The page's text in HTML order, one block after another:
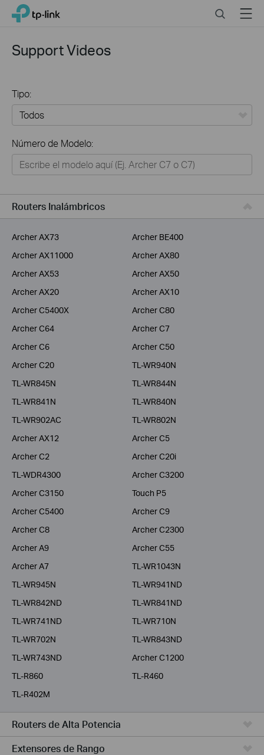
Click
navigation
TP-Link, Reliably Smart SearchMenu
Support Videos
Tipo:
Hogar
Hogar Inteligente
Negocios
Proveedor de Servicios
Número de Modelo:
Routers Inalámbricos
Archer AX73
Archer BE400
Archer AX11000
Archer AX80
Archer AX53
Archer AX50
Archer AX20
Archer AX10
Archer C5400X
Archer C80
Archer C64
Archer C7
Archer C6
Archer C50
Archer C20
TL-WR940N
TL-WR845N
TL-WR844N
TL-WR841N
TL-WR840N
TL-WR902AC
TL-WR802N
Archer AX12
Archer C5
Archer C2
Archer C20i
TL-WDR4300
Archer C3200
Archer C3150
Touch P5
Archer C5400
Archer C9
Archer C8
Archer C2300
Archer A9
Archer C55
Archer A7
TL-WR1043N
TL-WR945N
TL-WR941ND
TL-WR842ND
TL-WR841ND
TL-WR741ND
TL-WR710N
TL-WR702N
TL-WR843ND
TL-WR743ND
Archer C1200
TL-R860
TL-R460
TL-R402M
Routers de Alta Potencia
Extensores de Rango